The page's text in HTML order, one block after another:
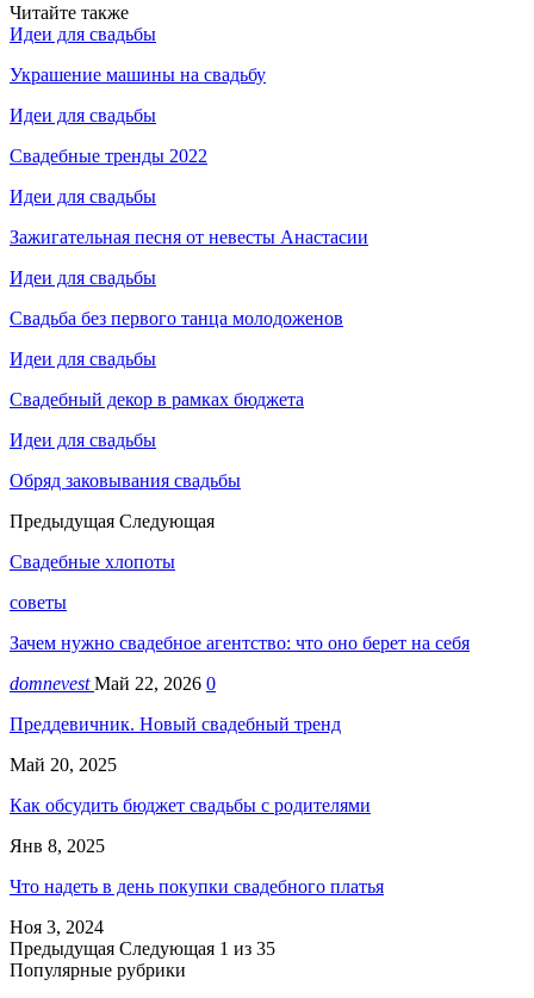
Читайте также
Идеи для свадьбы
Украшение машины на свадьбу
Идеи для свадьбы
Свадебные тренды 2022
Идеи для свадьбы
Зажигательная песня от невесты Анастасии
Идеи для свадьбы
Свадьба без первого танца молодоженов
Идеи для свадьбы
Свадебный декор в рамках бюджета
Идеи для свадьбы
Обряд заковывания свадьбы
Предыдущая Следующая
Свадебные хлопоты
советы
Зачем нужно свадебное агентство: что оно берет на себя
domnevestМай 22, 2026 0
Преддевичник. Новый свадебный тренд
Май 20, 2025
Как обсудить бюджет свадьбы с родителями
Янв 8, 2025
Что надеть в день покупки свадебного платья
Ноя 3, 2024
Предыдущая Следующая 1 из 35
Популярные рубрики